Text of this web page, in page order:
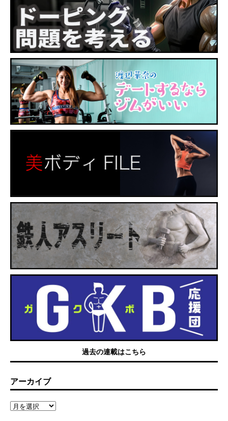
過去の連載はこちら
アーカイブ